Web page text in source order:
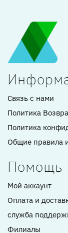
Связь с нами
Политика
Политика
Общие правила
Помощь
Мой аккаунт
Оплата и
служба
Филиалы